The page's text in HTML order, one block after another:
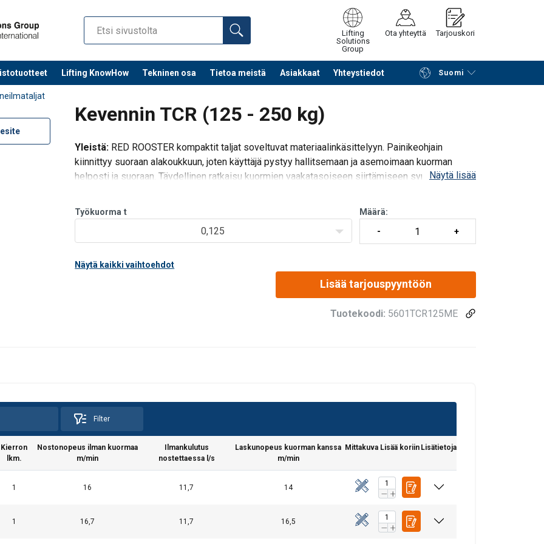
Lifting
Solutions
Group
Ota yhteyttä Tarjouskori
Lifting KnowHow Tekninen osa Tietoa meistä Asiakkaat Yhteystiedot Suomi
Jatka selailua Tuotekoriin
Kevennin TCR (125 - 250 kg)
Yleistä: RED ROOSTER kompaktit taljat soveltuvat materiaalinkäsittelyyn. Painikeohjain
kiinnittyy suoraan alakoukkuun, joten käyttäjä pystyy hallitsemaan ja asemoimaan kuorman
helposti ja suoraan. Täydellinen ratkaisu kuormien vaakatasoiseen siirtämiseen syntyyNäytä lisää
Työkuorma t
0,125
Määrä:
Näytä kaikki vaihtoehdot
Lisää tarjouspyyntöön
Tuotekoodi: 5601TCR125ME
Filter
Kierron
lkm.
Nostonopeus ilman kuormaa
m/min
Ilmankulutus
nostettaessa l/s
Laskunopeus kuorman kanssa
m/min
Mittakuva Lisää koriin Lisätietoja
1 16 11,7 14
1 16,7 11,7 16,5